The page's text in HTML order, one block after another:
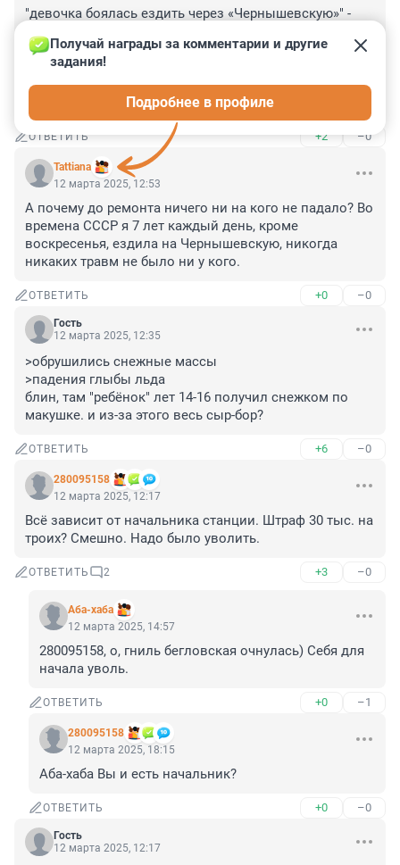
"девочка боялась ездить через «Чернышевскую»" -
посмотрела, откуда прилетело и пошла дальше, снова
уткнувшись в смартфон. "тяжелое психологическое
потрясение". А в смартфон смотреть не боится? Там
пострашнее, чем снежок на голову.
ОТВЕТИТЬ +2 –0
Tattiana
Получай награды за комментарии и другие
задания!
Подробнее в профиле
12 марта 2025, 12:53
А почему до ремонта ничего ни на кого не падало? Во
времена СССР я 7 лет каждый день, кроме
воскресенья, ездила на Чернышевскую, никогда
никаких травм не было ни у кого.
ОТВЕТИТЬ +0 –0
Гость
12 марта 2025, 12:35
>обрушились снежные массы
>падения глыбы льда
блин, там "ребёнок" лет 14-16 получил снежком по
макушке. и из-за этого весь сыр-бор?
ОТВЕТИТЬ +6 –0
280095158
12 марта 2025, 12:17
Всё зависит от начальника станции. Штраф 30 тыс. на
троих? Смешно. Надо было уволить.
ОТВЕТИТЬ 2 +3 –0
Аба-хаба
12 марта 2025, 14:57
280095158, о, гниль бегловская очнулась) Себя для
начала уволь.
ОТВЕТИТЬ +0 –1
280095158
12 марта 2025, 18:15
Аба-хаба Вы и есть начальник?
ОТВЕТИТЬ +0 –0
Гость
12 марта 2025, 12:17